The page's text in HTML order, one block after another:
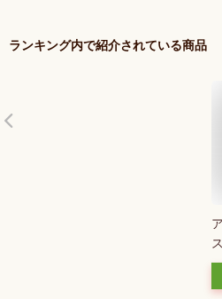
ランキング内で紹介されている商品